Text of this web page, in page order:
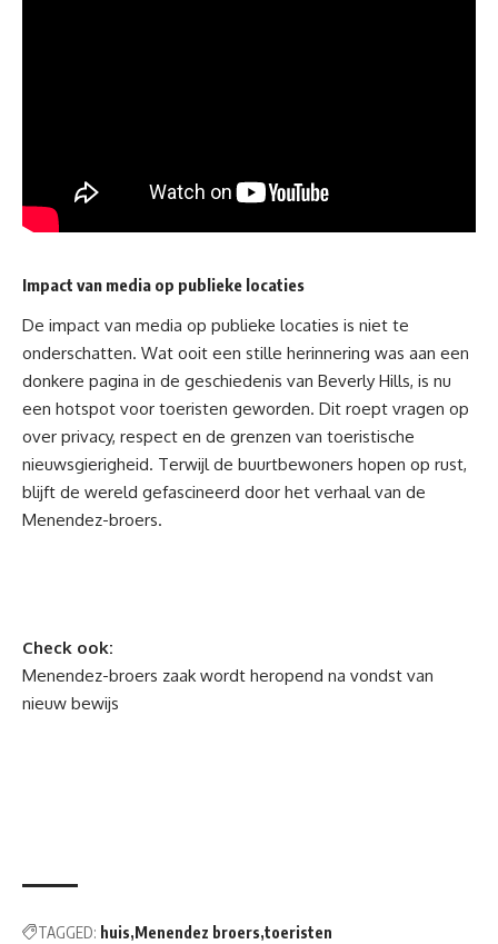
Impact van media op publieke locaties
De impact van media op publieke locaties is niet te
onderschatten. Wat ooit een stille herinnering was aan een
donkere pagina in de geschiedenis van Beverly Hills, is nu
een hotspot voor toeristen geworden. Dit roept vragen op
over privacy, respect en de grenzen van toeristische
nieuwsgierigheid. Terwijl de buurtbewoners hopen op rust,
blijft de wereld gefascineerd door het verhaal van de
Menendez-broers.
Check ook:
Menendez-broers zaak wordt heropend na vondst van
nieuw bewijs
TAGGED: huis Menendez broers toeristen